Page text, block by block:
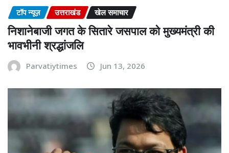
टॉप न्यूज़ उत्तराखंड खेल समाचार
निशानेबाजी जगत के सितारे जसपाल को मुख्यमंत्री की
भावभीनी श्रद्धांजलि
Parvatiytimes Jun 13, 2026